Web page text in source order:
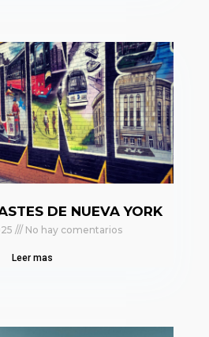
DE NUEVA YORK
No hay comentarios
Leer mas